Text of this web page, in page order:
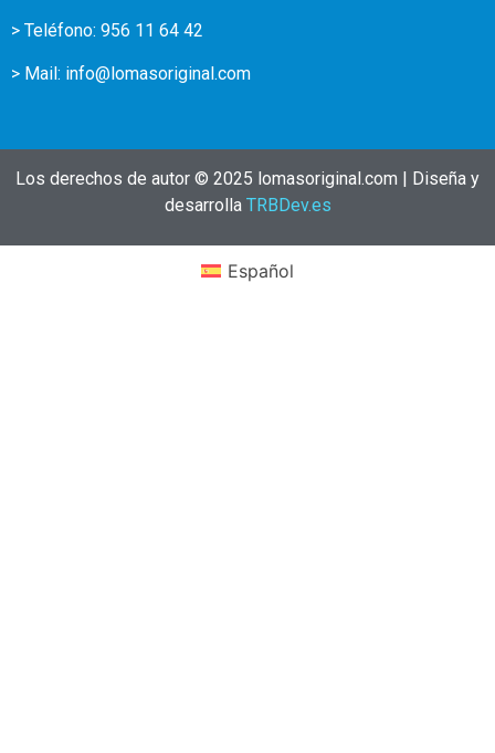
> Teléfono: 956 11 64 42
> Mail: info@lomasoriginal.com
Los derechos de autor © 2025 lomasoriginal.com | Diseña y
desarrolla TRBDev.es
Español